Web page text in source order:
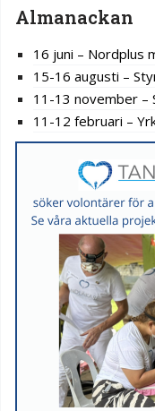
Almanackan
16 juni – Nordplus
15-16 augusti –
11-13 november –
11-12 februari –